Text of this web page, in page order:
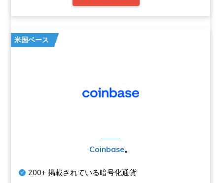
米国ベース
Coinbase。
200+ 掲載されている暗号化通貨